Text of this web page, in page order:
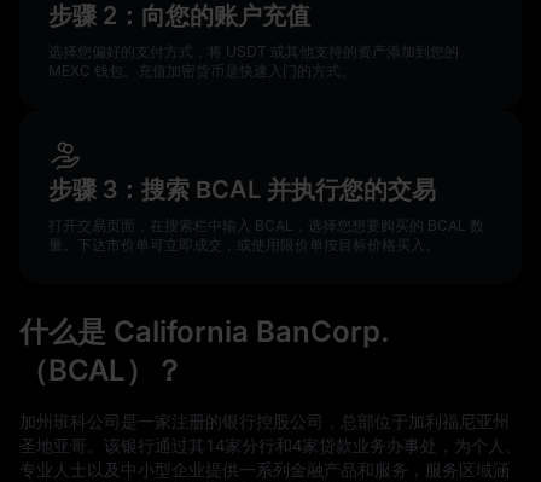
步骤 2：向您的账户充值
选择您偏好的支付方式，将 USDT 或其他支持的资产添加到您的
MEXC 钱包。充值加密货币是快速入门的方式。
步骤 3：搜索 BCAL 并执行您的交易
打开交易页面，在搜索栏中输入 BCAL，选择您想要购买的 BCAL 数
量。下达市价单可立即成交，或使用限价单按目标价格买入。
什么是 California BanCorp.
（BCAL）？
加州班科公司是一家注册的银行控股公司，总部位于加利福尼亚州
圣地亚哥。该银行通过其14家分行和4家贷款业务办事处，为个人、
专业人士以及中小型企业提供一系列金融产品和服务，服务区域涵